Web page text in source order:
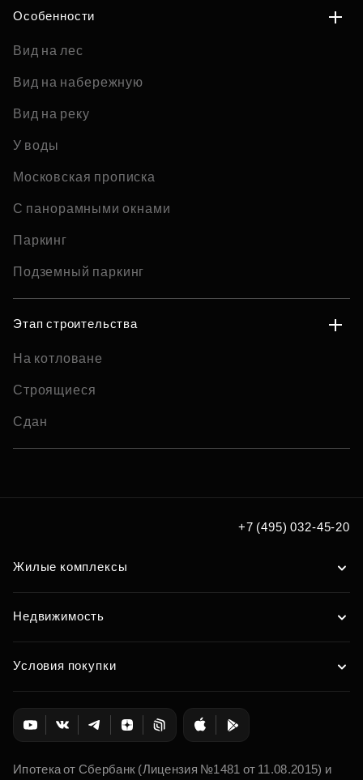
Особенности
Вид на лес
Вид на набережную
Вид на реку
У воды
Московская прописка
С панорамными окнами
Паркинг
Подземный паркинг
Этап строительства
На котловане
Строящиеся
Сдан
+7 (495) 032-45-20
Жилые комплексы
Недвижимость
Условия покупки
Ипотека от Сбербанк (Лицензия №1481 от 11.08.2015) и